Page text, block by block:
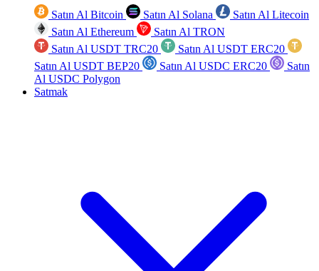
Satın Al Bitcoin Satın Al Solana
Satın Al Litecoin
Satın Al Ethereum
Satın Al TRON
Satın Al USDT TRC20
Satın Al USDT ERC20
Satın Al USDT BEP20
Satın Al USDC ERC20
Satın
Al USDC Polygon
Satmak